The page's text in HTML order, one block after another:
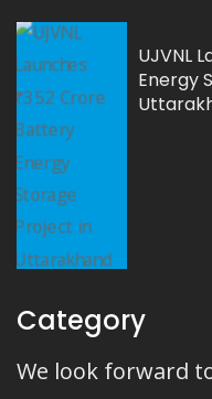
UJVNL
Energy
Category
We look forward